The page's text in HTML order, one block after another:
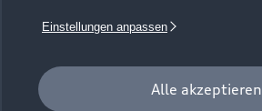
Einstellungen anpassen
Alle akzeptieren